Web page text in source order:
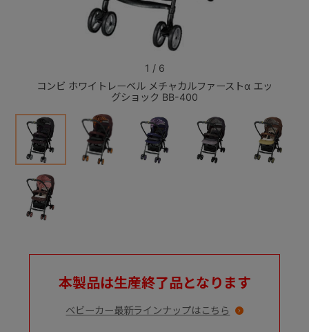
コンビ ホワイトレーベル メチャカルファーストα エッ
グショック BB-400
1 / 6
本製品は生産終了品となります
ベビーカー最新ラインナップはこちら